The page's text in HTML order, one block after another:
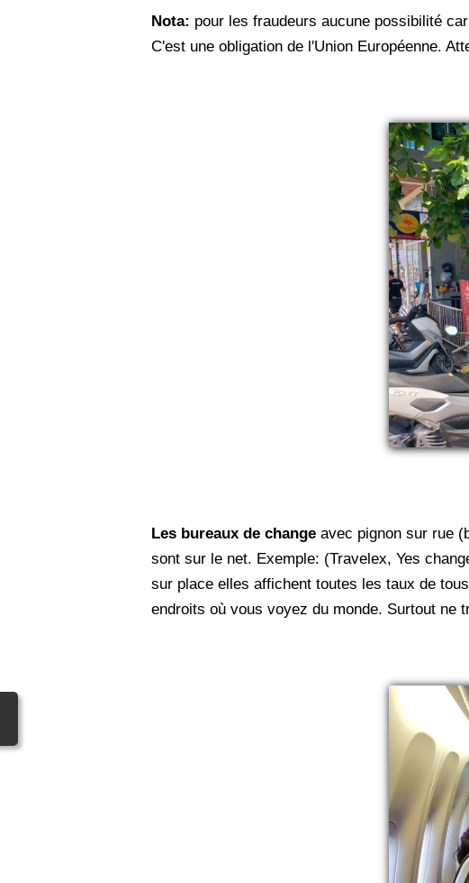
Nota: pour les fraudeurs aucune possibilité
C'est une obligation de l'Union Européenne.
Les bureaux de change avec pignon sur rue
sont sur le net. Exemple: (Travelex, Yes
sur place elles affichent toutes les taux de
endroits où vous voyez du monde. Surtout ne